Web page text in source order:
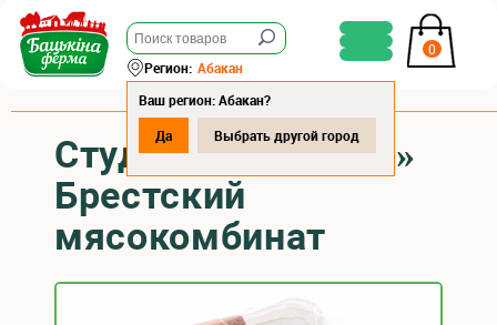
0
Регион: Абакан
Ваш регион: Абакан?
Да
Выбрать другой город
Студень «Говяжий»
Брестский
мясокомбинат